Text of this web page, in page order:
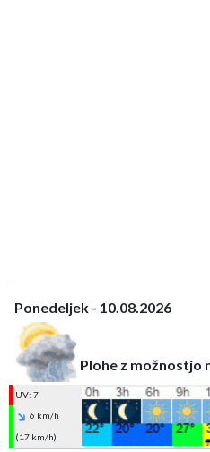
Ponedeljek - 10.08.2026
Plohe z možnostjo
UV: 7
6 km/h
(17 km/h)